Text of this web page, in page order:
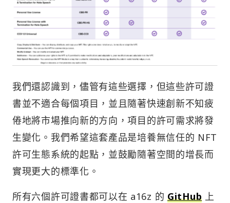
我們還認識到，儘管有這些選擇，但這些許可證
書並不適合每個項目，並且隨著快速創新不知疲
倦地將市場推向新的方向，項目的許可需求將發
生變化。我們希望這套產品是培養無信任的 NFT
許可生態系統的起點，並鼓勵隨著空間的增長而
實現更大的標準化。
所有六個許可證書都可以在 a16z 的 GitHub 上